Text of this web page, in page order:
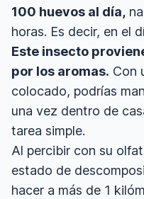
100 huevos al día,
horas. Es decir, en el
Este insecto
por los aromas. Con
colocado, podrías
una vez dentro de
tarea simple.
Al percibir con su
estado de
hacer a más de 1